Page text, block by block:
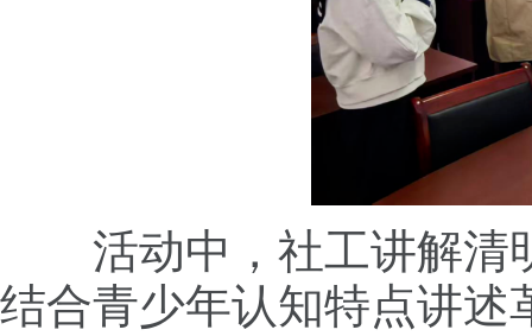
活动中，社工讲解清
结合青少年认知特点讲述